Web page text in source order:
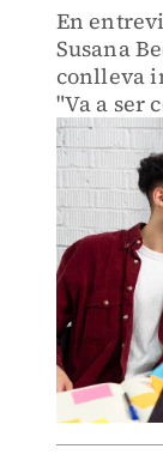
En
Susana
conlleva
"Va a ser
pero